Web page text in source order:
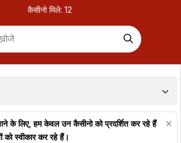
कैसीनो मिले: 12
के लिए, हम केवल उन कैसीनो को प्रदर्शित कर रहे हैं
को स्वीकार कर रहे हैं।